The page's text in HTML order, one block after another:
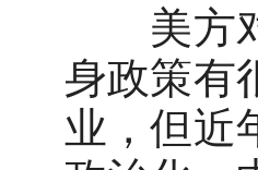
美方对
身政策有
业，但近